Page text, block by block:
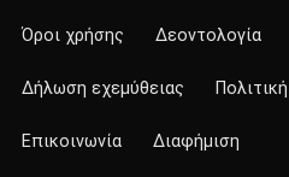
Όροι χρήσης Δεοντολογία
Δήλωση εχεμύθειας
Επικοινωνία Διαφήμιση